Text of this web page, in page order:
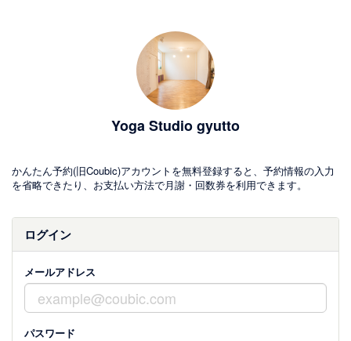
Yoga Studio gyutto
かんたん予約(旧Coubic)アカウントを無料登録すると、予約情報の入力
を省略できたり、お支払い方法で月謝・回数券を利用できます。
ログイン
メールアドレス
パスワード